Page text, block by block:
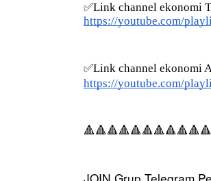
✅Link channel ekonomi
https://youtube.com/
✅Link channel ekonomi
https://youtube.com/
🔺🔺🔺🔺🔺🔺🔺🔺🔺🔺🔺